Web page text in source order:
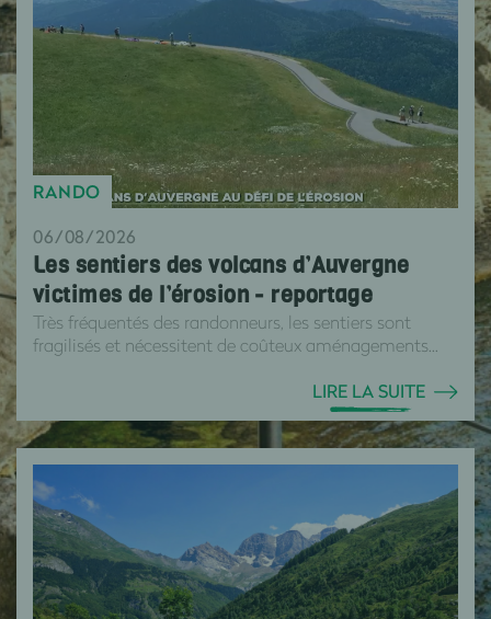
RANDO
06/08/2026
Les sentiers des volcans d’Auvergne
victimes de l’érosion - reportage
Très fréquentés des randonneurs, les sentiers sont
fragilisés et nécessitent de coûteux aménagements...
LIRE LA SUITE